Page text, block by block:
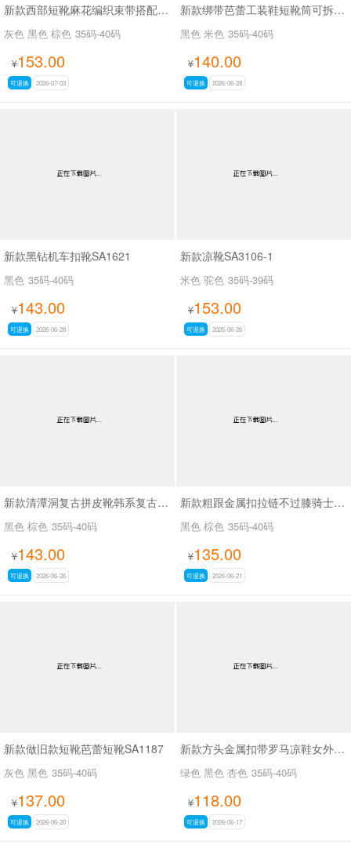
新款西部短靴麻花编织束带搭配金属扣SA8035
灰色 黑色 棕色 35码-40码
¥153.00
可退换 2026-07-03
新款绑带芭蕾工装鞋短靴筒可拆SA8031
黑色 米色 35码-40码
¥140.00
可退换 2026-06-28
新款黑钻机车扣靴SA1621
黑色 35码-40码
¥143.00
可退换 2026-06-28
新款凉靴SA3106-1
米色 驼色 35码-39码
¥153.00
可退换 2026-06-26
新款清潭洞复古拼皮靴韩系复古拼接骑士靴SA8033
黑色 棕色 35码-40码
¥143.00
可退换 2026-06-26
新款粗跟金属扣拉链不过膝骑士靴复古拼色西部牛仔靴SA709
黑色 棕色 35码-40码
¥135.00
可退换 2026-06-21
新款做旧款短靴芭蕾短靴SA1187
灰色 黑色 35码-40码
¥137.00
可退换 2026-06-20
新款方头金属扣带罗马凉鞋女外穿平底内增高凉鞋SA2652-1
绿色 黑色 杏色 35码-40码
¥118.00
可退换 2026-06-17